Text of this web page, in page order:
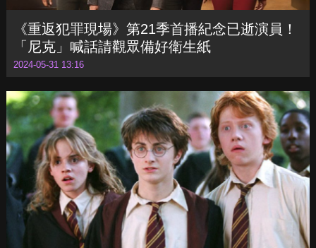
《重返犯罪現場》第21季首播紀念已逝演員！
「尼克」喊話請觀眾備好衛生紙
2024-05-31 13:16